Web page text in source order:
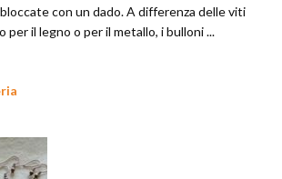
con un dado. A differenza delle viti
per il legno o per il metallo, i bulloni ...